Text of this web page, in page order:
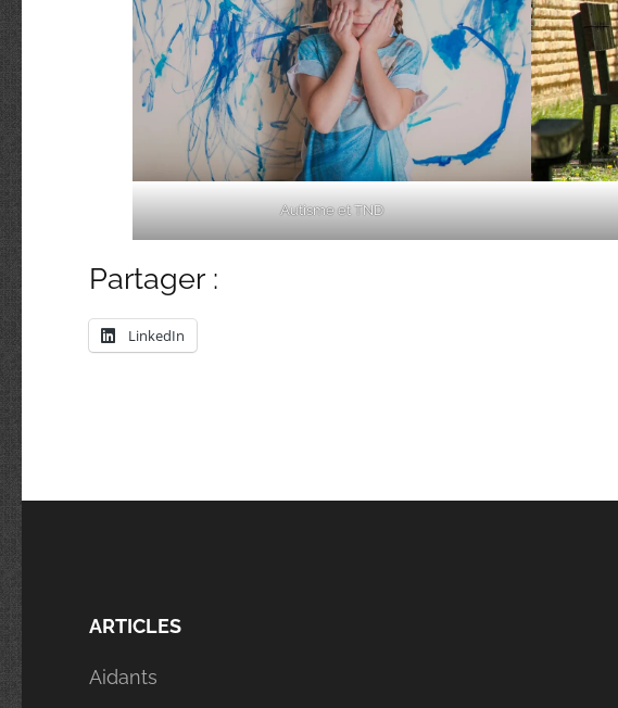
Autisme et TND
Partager :
LinkedIn
ARTICLES
Aidants